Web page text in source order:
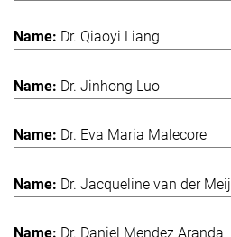
Dr. Qiaoyi Liang
Dr. Jinhong Luo
Dr. Eva Maria Malecore
Dr. Jacqueline van der Meij
Dr. Daniel Mendez Aranda